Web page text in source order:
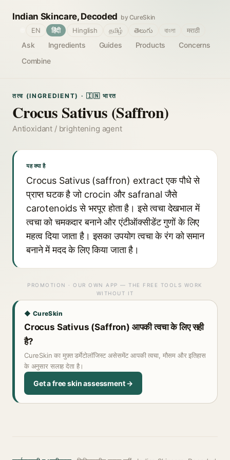
Indian Skincare, Decoded by CureSkin
Ask Ingredients Guides Products
Concerns
Combine
EN हिंदी Hinglish தமிழ் తెలుగు বাংলা मराठी
तत्व (INGREDIENT) · 🇮🇳 भारत
Crocus Sativus (Saffron)
Antioxidant / brightening agent
यह क्या है
Crocus Sativus (saffron) extract एक पौधे से
प्राप्त घटक है जो crocin और safranal जैसे
carotenoids से भरपूर होता है। इसे त्वचा देखभाल में
त्वचा को चमकदार बनाने और एंटीऑक्सीडेंट गुणों के लिए
महत्व दिया जाता है। इसका उपयोग त्वचा के रंग को समान
बनाने में मदद के लिए किया जाता है।
PROMOTION · OUR OWN APP — THE FREE TOOLS WORK
WITHOUT IT
◆ CureSkin
Crocus Sativus (Saffron) आपकी त्वचा के लिए सही
है?
CureSkin का मुफ़्त डर्मेटोलॉजिस्ट असेसमेंट आपकी त्वचा, मौसम और इतिहास
के अनुसार सलाह देता है।
Get a free skin assessment →